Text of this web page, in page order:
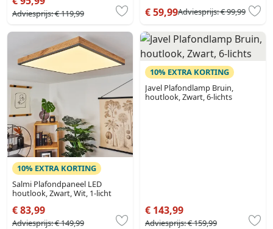
Adviesprijs:€ 119,99 € 59,99Adviesprijs:€ 99,99
10% EXTRA KORTING
Salmi Plafondpaneel LED
houtlook, Zwart, Wit, 1-licht
€ 83,99
Adviesprijs:€ 149,99
10% EXTRA KORTING
Javel Plafondlamp Bruin,
houtlook, Zwart, 6-lichts
€ 143,99
Adviesprijs:€ 159,99